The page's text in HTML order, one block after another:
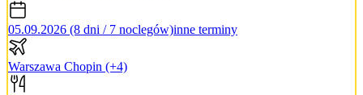
05.09.2026 (8 dni / 7 noclegów)inne terminy
Warszawa Chopin (+4)